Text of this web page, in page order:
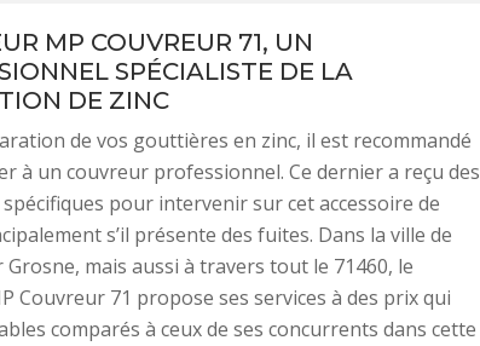
MP COUVREUR 71, UN
SPÉCIALISTE DE LA
DE ZINC
de vos gouttières en zinc, il est recommandé
à un couvreur professionnel. Ce dernier a reçu des
pour intervenir sur cet accessoire de
s’il présente des fuites. Dans la ville de
Grosne, mais aussi à travers tout le 71460, le
Couvreur 71 propose ses services à des prix qui
comparés à ceux de ses concurrents dans cette